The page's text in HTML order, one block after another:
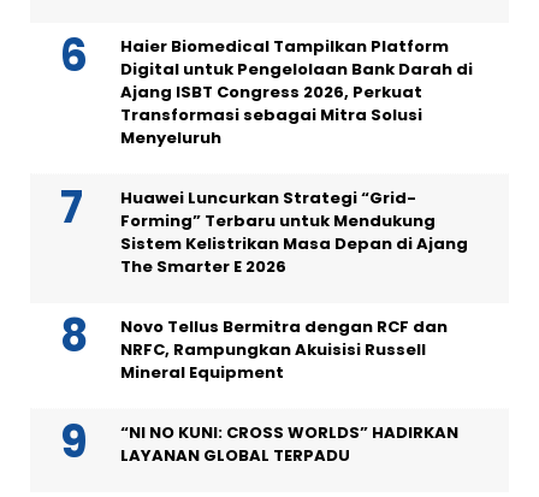
Haier Biomedical Tampilkan Platform
Digital untuk Pengelolaan Bank Darah di
Ajang ISBT Congress 2026, Perkuat
Transformasi sebagai Mitra Solusi
Menyeluruh
Huawei Luncurkan Strategi “Grid-
Forming” Terbaru untuk Mendukung
Sistem Kelistrikan Masa Depan di Ajang
The Smarter E 2026
Novo Tellus Bermitra dengan RCF dan
NRFC, Rampungkan Akuisisi Russell
Mineral Equipment
“NI NO KUNI: CROSS WORLDS” HADIRKAN
LAYANAN GLOBAL TERPADU